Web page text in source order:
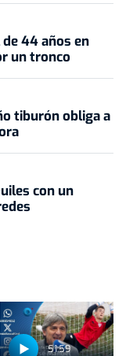
44 años en
un tronco
tiburón obliga a
con un
51:59